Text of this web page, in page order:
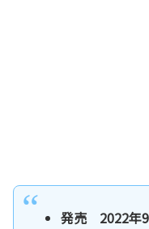
発売 2022年